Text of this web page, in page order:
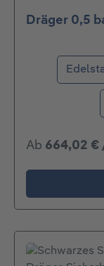
Dräger 0,5
Ab 664,02 €